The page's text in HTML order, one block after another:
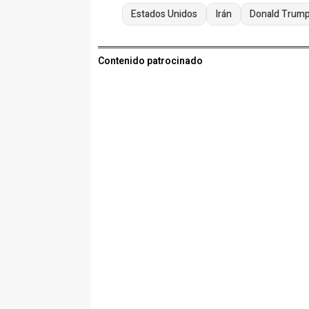
Estados Unidos Irán Donald
Contenido patrocinado